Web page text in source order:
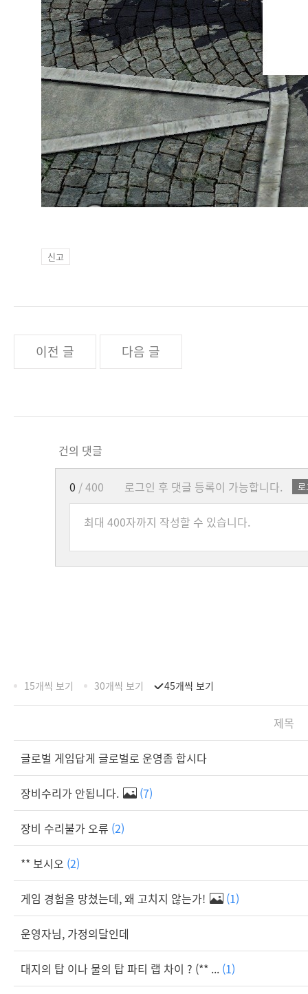
신고
이전 글 다음 글
건의 댓글
로그인 후 댓글 등록이 가능합니다.
0 / 400
15개씩 보기 30개씩 보기 45개씩 보기
제목
글로벌 게임답게 글로벌로 운영좀 합시다
장비수리가 안됩니다. (7)
장비 수리불가 오류 (2)
** 보시오 (2)
게임 경험을 망쳤는데, 왜 고치지 않는가! (1)
운영자님, 가정의달인데
대지의 탑 이나 물의 탑 파티 랩 차이 ? (** ... (1)